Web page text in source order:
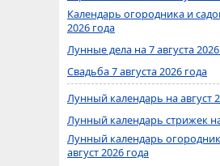
Календарь огородника и
2026 года
Лунные дела на 7 августа
Свадьба 7 августа 2026 года
Лунный календарь на август
Лунный календарь стрижек
Лунный календарь
август 2026 года